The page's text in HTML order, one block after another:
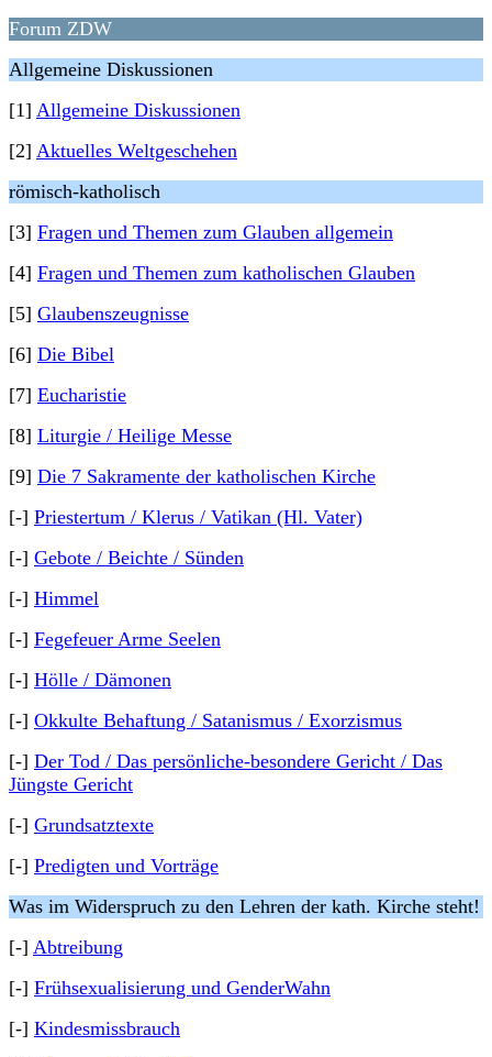
Forum ZDW
Allgemeine Diskussionen
[1] Allgemeine Diskussionen
[2] Aktuelles Weltgeschehen
römisch-katholisch
[3] Fragen und Themen zum Glauben allgemein
[4] Fragen und Themen zum katholischen Glauben
[5] Glaubenszeugnisse
[6] Die Bibel
[7] Eucharistie
[8] Liturgie / Heilige Messe
[9] Die 7 Sakramente der katholischen Kirche
[-] Priestertum / Klerus / Vatikan (Hl. Vater)
[-] Gebote / Beichte / Sünden
[-] Himmel
[-] Fegefeuer Arme Seelen
[-] Hölle / Dämonen
[-] Okkulte Behaftung / Satanismus / Exorzismus
[-] Der Tod / Das persönliche-besondere Gericht / Das
Jüngste Gericht
[-] Grundsatztexte
[-] Predigten und Vorträge
Was im Widerspruch zu den Lehren der kath. Kirche steht!
[-] Abtreibung
[-] Frühsexualisierung und GenderWahn
[-] Kindesmissbrauch